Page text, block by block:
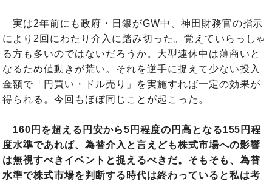
実は2年前にも政府・日銀がGW中、神田財務官の指示
により2回にわたり介入に踏み切った。覚えていらっしゃ
る方も多いのではないだろうか。大型連休中は薄商いと
なるため値動きが荒い。それを逆手に捉えて少ない投入
金額で「円買い・ドル売り」を実施すれば一定の効果が
得られる。今回もほぼ同じことが起こった。
160円を超える円安から5円程度の円高となる155円程
度水準であれば、為替介入と言えども株式市場への影響
は無視すべきイベントと捉えるべきだ。そもそも、為替
水準で株式市場を判断する時代は終わっていると私は考